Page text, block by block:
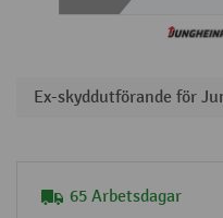
65 Arbetsdagar